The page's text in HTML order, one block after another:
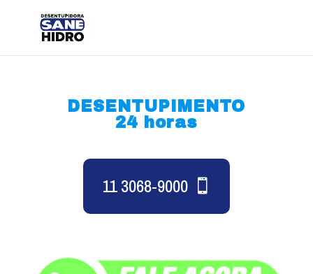
DESENTUPIMENTO
24 horas
11 3068-9000